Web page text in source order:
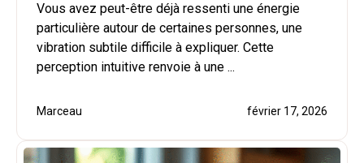
Vous avez peut-être déjà ressenti une énergie
particulière autour de certaines personnes, une
vibration subtile difficile à expliquer. Cette
perception intuitive renvoie à une ...
Marceau février 17, 2026